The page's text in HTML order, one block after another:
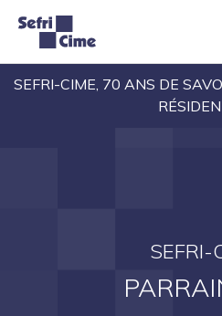
SEFRI-CIME, 70 ANS DE
SEFRI-